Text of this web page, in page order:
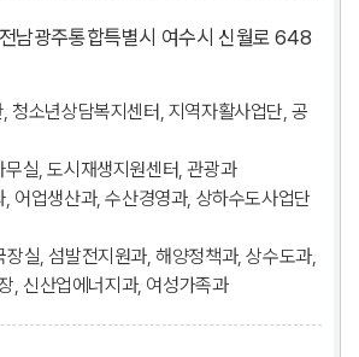
남광주통합특별시 여수시 신월로 648
청소년상담복지센터, 지역자활사업단, 공
무실, 도시재생지원센터, 관광과
, 어업생산과, 수산경영과, 상하수도사업단
장실, 섬발전지원과, 해양정책과, 상수도과,
, 신산업에너지과, 여성가족과